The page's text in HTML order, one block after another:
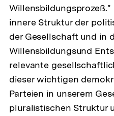
Willensbildungsprozeß."
innere Struktur der
der Gesellschaft und in
Willensbildungsund
relevante
dieser wichtigen
Parteien in unserem
pluralistischen Struktur